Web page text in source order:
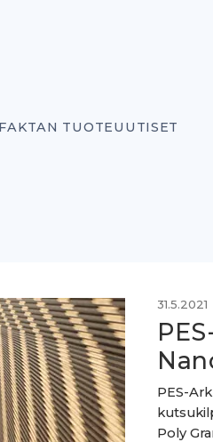
TUOTEUUTISET
31.5.2021
PES-
Poly